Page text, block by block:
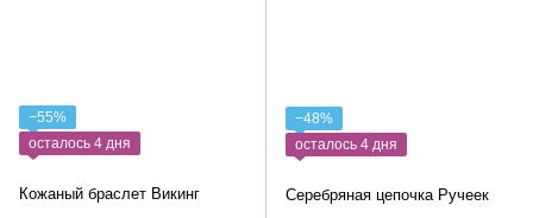
−55%
осталось 4 дня
Кожаный браслет Викинг
−48%
осталось 4 дня
Серебряная цепочка Ручеек